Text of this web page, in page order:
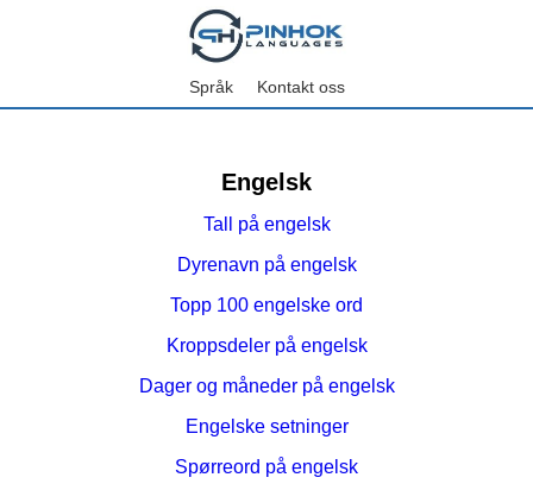
Språk Kontakt oss
Engelsk
Tall på engelsk
Dyrenavn på engelsk
Topp 100 engelske ord
Kroppsdeler på engelsk
Dager og måneder på engelsk
Engelske setninger
Spørreord på engelsk